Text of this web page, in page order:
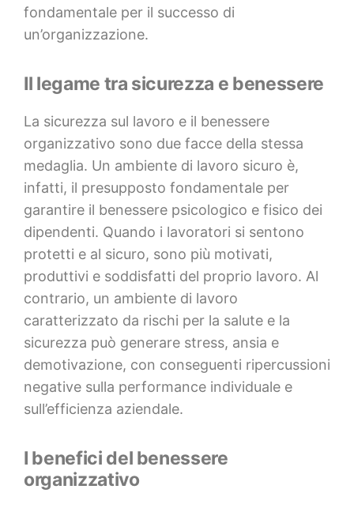
fondamentale per il successo di
un’organizzazione.
Il legame tra sicurezza e benessere
La sicurezza sul lavoro e il benessere
organizzativo sono due facce della stessa
medaglia. Un ambiente di lavoro sicuro è,
infatti, il presupposto fondamentale per
garantire il benessere psicologico e fisico dei
dipendenti. Quando i lavoratori si sentono
protetti e al sicuro, sono più motivati,
produttivi e soddisfatti del proprio lavoro. Al
contrario, un ambiente di lavoro
caratterizzato da rischi per la salute e la
sicurezza può generare stress, ansia e
demotivazione, con conseguenti ripercussioni
negative sulla performance individuale e
sull’efficienza aziendale.
I benefici del benessere
organizzativo